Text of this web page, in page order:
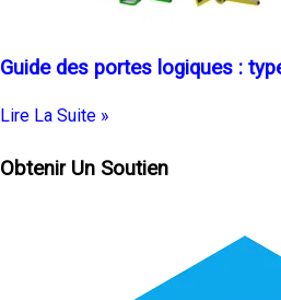
Guide des portes logiques :
Lire La Suite »
Obtenir Un Soutien